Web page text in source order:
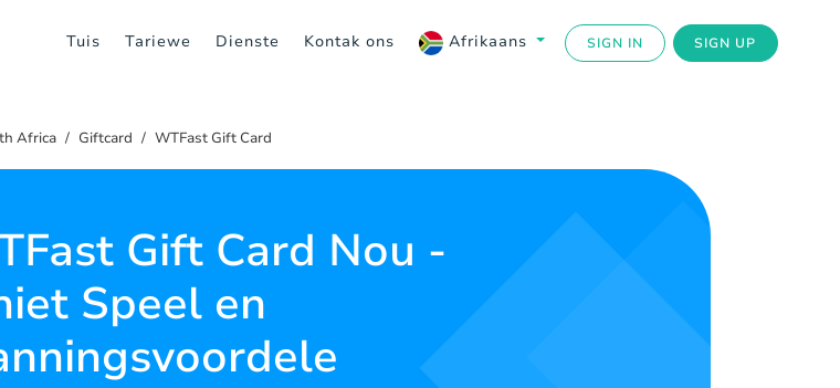
Tuis Tariewe Dienste Kontak ons Afrikaans SIGN IN SIGN UP
Africa Giftcard WTFast Gift Card
Gift Card Nou -
Speel en